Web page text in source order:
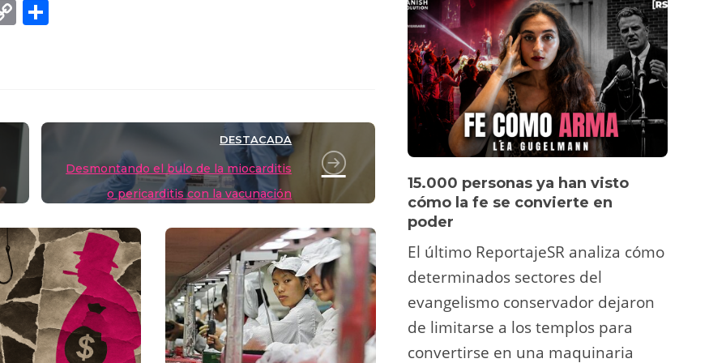
C
Li
n
k
ar
tir
DESTACADA
Desmontando el bulo de la miocarditis
o pericarditis con la vacunación
DESTACADA
financiado
15.000 personas ya han visto
cómo la fe se convierte en
poder
El último ReportajeSR analiza cómo
determinados sectores del
evangelismo conservador dejaron
de limitarse a los templos para
convertirse en una maquinaria